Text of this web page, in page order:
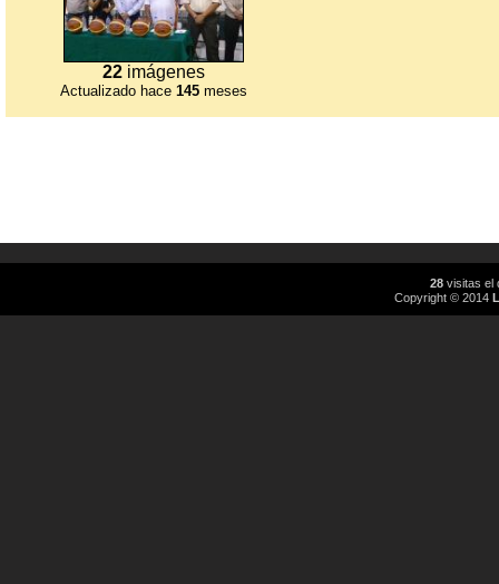
22imágenes
Actualizado hace 145meses
28visitas el
Copyright © 2014